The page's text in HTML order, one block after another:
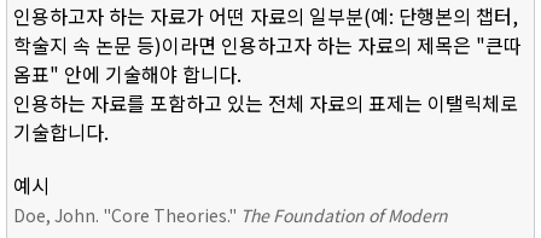
인용하고자 하는 자료가 어떤 자료의 일부분(예: 단행본의 챕터,
학술지 속 논문 등)이라면 인용하고자 하는 자료의 제목은 "큰따
옴표" 안에 기술해야 합니다.
인용하는 자료를 포함하고 있는 전체 자료의 표제는 이탤릭체로
기술합니다.
예시
Doe, John. "Core Theories." The Foundation of Modern